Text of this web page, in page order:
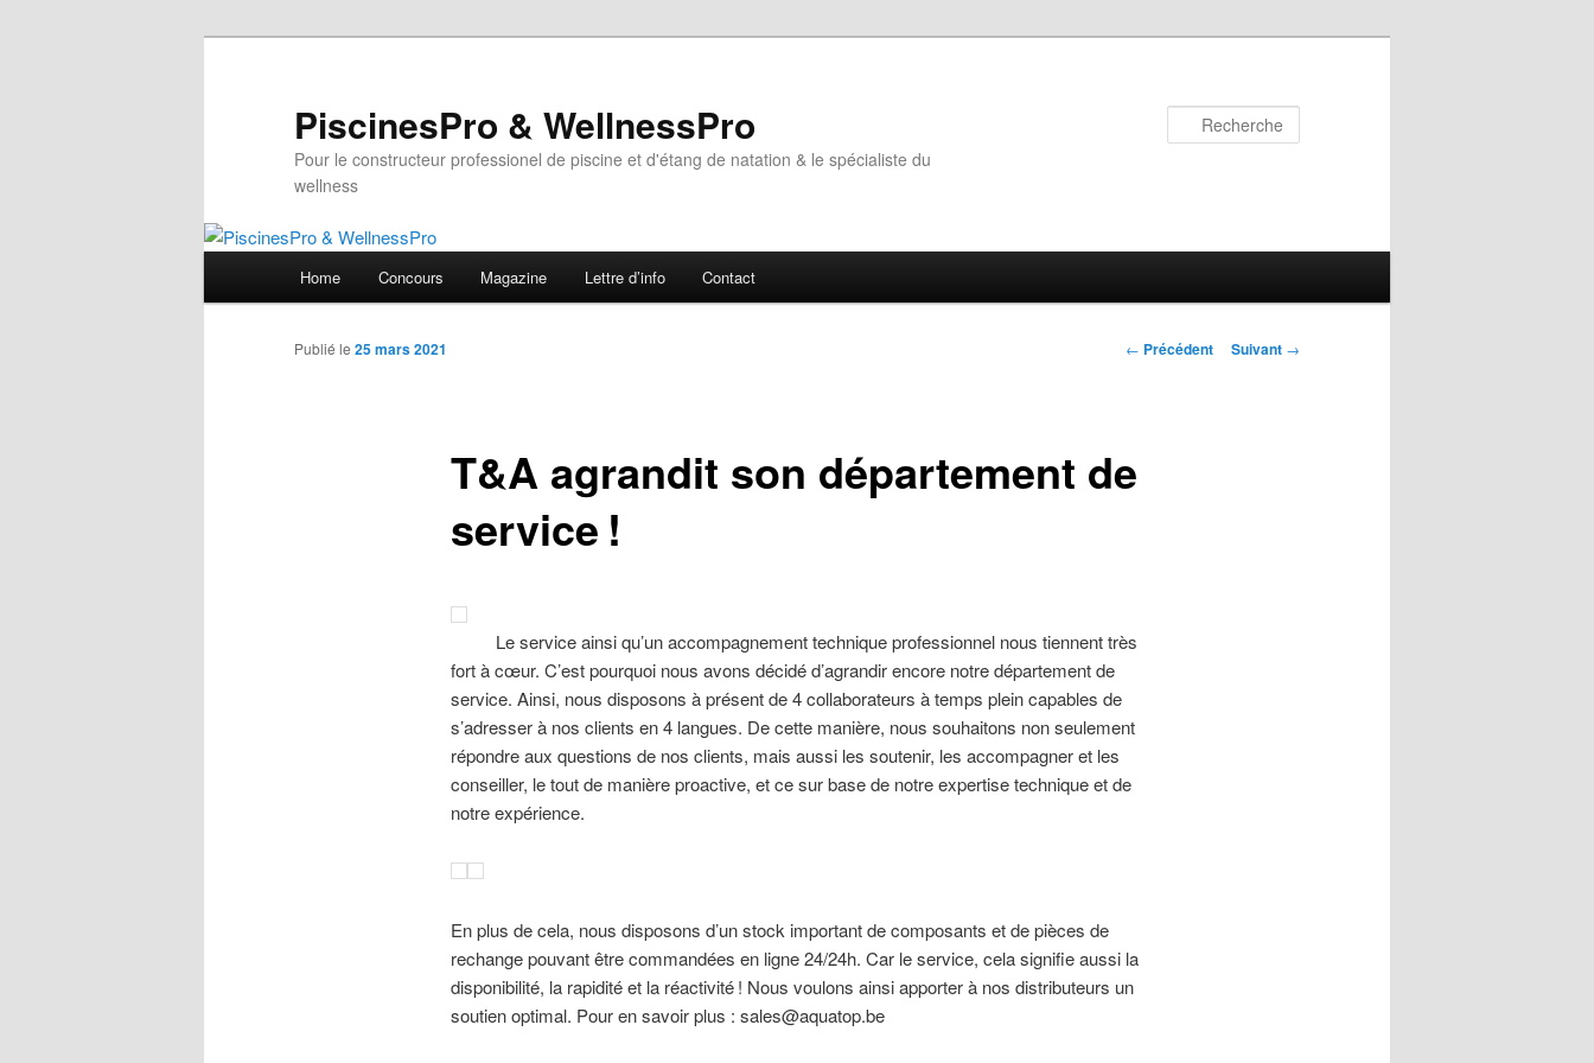
PiscinesPro & WellnessPro
Pour le constructeur professionel de piscine et d'étang de natation & le spécialiste du
wellness
Home Concours Magazine Lettre d’info Contact
Navigation
← Précédent Suivant →
T&A agrandit son département de
service !
Publié le 25 mars 2021
Le service ainsi qu’un accompagnement technique professionnel nous tiennent très
fort à cœur. C’est pourquoi nous avons décidé d’agrandir encore notre département de
service. Ainsi, nous disposons à présent de 4 collaborateurs à temps plein capables de
s’adresser à nos clients en 4 langues. De cette manière, nous souhaitons non seulement
répondre aux questions de nos clients, mais aussi les soutenir, les accompagner et les
conseiller, le tout de manière proactive, et ce sur base de notre expertise technique et de
notre expérience.
En plus de cela, nous disposons d’un stock important de composants et de pièces de
rechange pouvant être commandées en ligne 24/24h. Car le service, cela signifie aussi la
disponibilité, la rapidité et la réactivité ! Nous voulons ainsi apporter à nos distributeurs un
soutien optimal. Pour en savoir plus : sales@aquatop.be